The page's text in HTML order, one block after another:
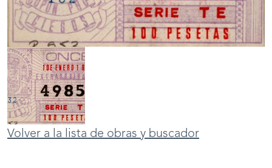
Volver a la lista de obras y buscador